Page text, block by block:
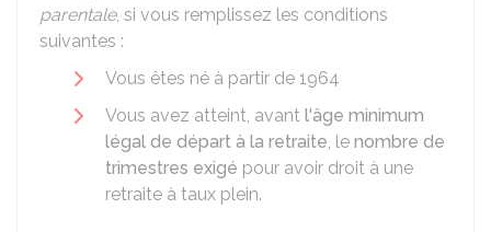
parentale, si vous remplissez les conditions
suivantes :
Vous êtes né à partir de 1964
Vous avez atteint, avant l'âge minimum
légal de départ à la retraite, le nombre de
trimestres exigé pour avoir droit à une
retraite à taux plein.